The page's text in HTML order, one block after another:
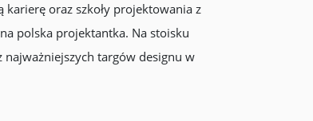
oraz szkoły projektowania z
polska projektantka. Na stoisku
targów designu w